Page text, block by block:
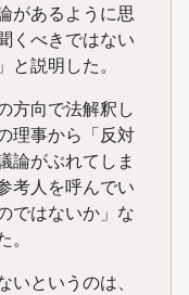
があるように思
くべきではない
と説明した。
方向で法解釈し
理事から「反対
論がぶれてしま
考人を呼んでい
ではないか」な
。
いというのは、